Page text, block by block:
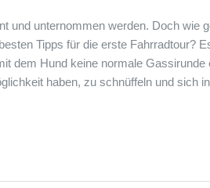
und unternommen werden. Doch wie
Tipps für die erste Fahrradtour?
dem Hund keine normale Gassirunde
haben, zu schnüffeln und sich